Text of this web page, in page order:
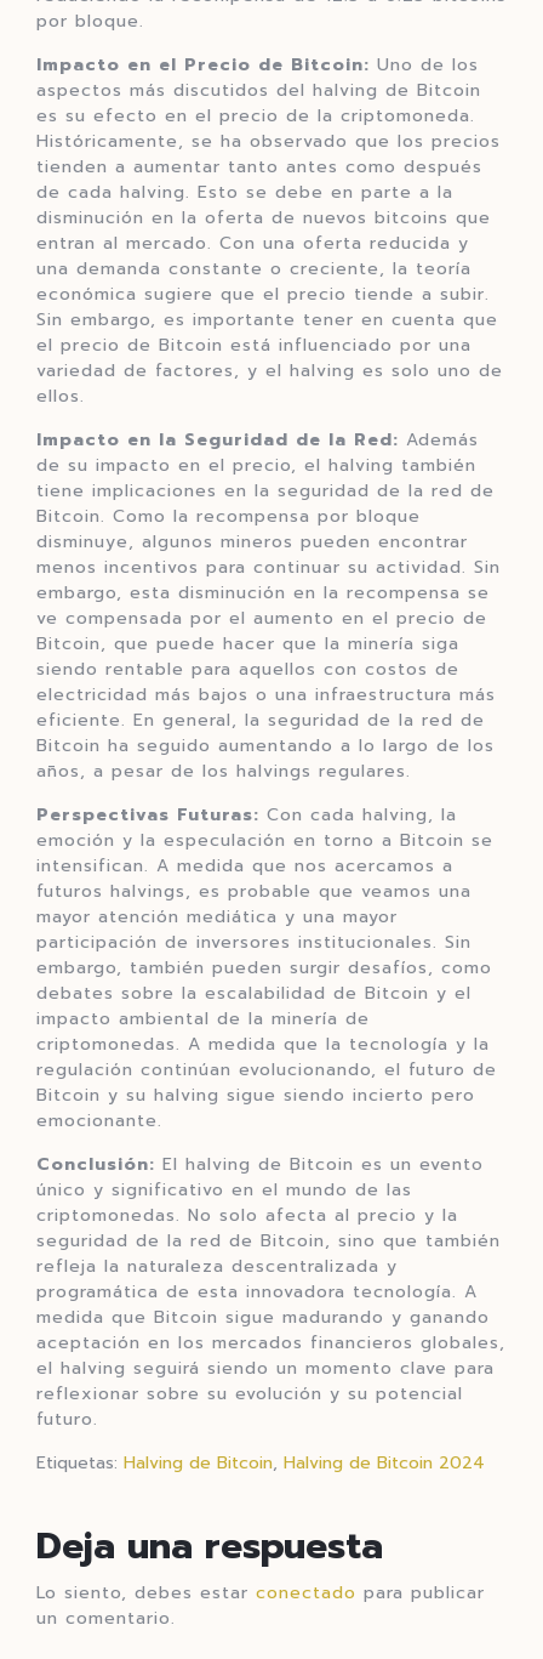
por bloque.
Impacto en el Precio de Bitcoin: Uno de los
aspectos más discutidos del halving de Bitcoin
es su efecto en el precio de la criptomoneda.
Históricamente, se ha observado que los precios
tienden a aumentar tanto antes como después
de cada halving. Esto se debe en parte a la
disminución en la oferta de nuevos bitcoins que
entran al mercado. Con una oferta reducida y
una demanda constante o creciente, la teoría
económica sugiere que el precio tiende a subir.
Sin embargo, es importante tener en cuenta que
el precio de Bitcoin está influenciado por una
variedad de factores, y el halving es solo uno de
ellos.
Impacto en la Seguridad de la Red: Además
de su impacto en el precio, el halving también
tiene implicaciones en la seguridad de la red de
Bitcoin. Como la recompensa por bloque
disminuye, algunos mineros pueden encontrar
menos incentivos para continuar su actividad. Sin
embargo, esta disminución en la recompensa se
ve compensada por el aumento en el precio de
Bitcoin, que puede hacer que la minería siga
siendo rentable para aquellos con costos de
electricidad más bajos o una infraestructura más
eficiente. En general, la seguridad de la red de
Bitcoin ha seguido aumentando a lo largo de los
años, a pesar de los halvings regulares.
Perspectivas Futuras: Con cada halving, la
emoción y la especulación en torno a Bitcoin se
intensifican. A medida que nos acercamos a
futuros halvings, es probable que veamos una
mayor atención mediática y una mayor
participación de inversores institucionales. Sin
embargo, también pueden surgir desafíos, como
debates sobre la escalabilidad de Bitcoin y el
impacto ambiental de la minería de
criptomonedas. A medida que la tecnología y la
regulación continúan evolucionando, el futuro de
Bitcoin y su halving sigue siendo incierto pero
emocionante.
Conclusión: El halving de Bitcoin es un evento
único y significativo en el mundo de las
criptomonedas. No solo afecta al precio y la
seguridad de la red de Bitcoin, sino que también
refleja la naturaleza descentralizada y
programática de esta innovadora tecnología. A
medida que Bitcoin sigue madurando y ganando
aceptación en los mercados financieros globales,
el halving seguirá siendo un momento clave para
reflexionar sobre su evolución y su potencial
futuro.
Etiquetas: Halving de Bitcoin, Halving de Bitcoin 2024
Deja una respuesta
Lo siento, debes estar conectado para publicar
un comentario.